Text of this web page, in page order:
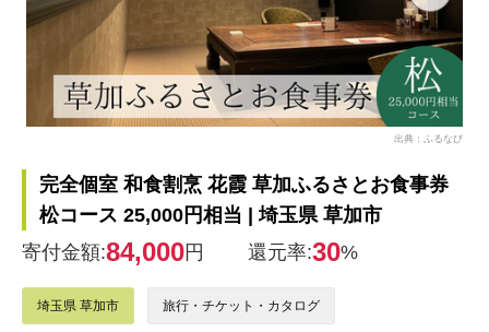
出典：ふるなび
完全個室 和食割烹 花霞 草加ふるさとお食事券
松コース 25,000円相当 | 埼玉県 草加市
寄付金額:84,000円 還元率:30%
埼玉県 草加市 旅行・チケット・カタログ